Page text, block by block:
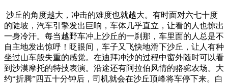
沙丘的角度越大，冲击的难度也就越大。有时面对六七十度
的陡坡，汽车引擎发出巨响，车体几乎直立，让看的人也惊出
一身冷汗。每当越野车冲上沙丘的一刹那，车里面的人总是不
自主地发出惊呼！眨眼间，车子又飞快地滑下沙丘，让人有种
坐过山车般失重的感觉。在迪拜冲沙的过程中窗外随时可以看
到沙漠摩托的特技表演。沿途还有阿拉伯风情的骆驼农场。大
约“折腾”四五十分钟后，司机就会在沙丘顶峰将车停下来。白